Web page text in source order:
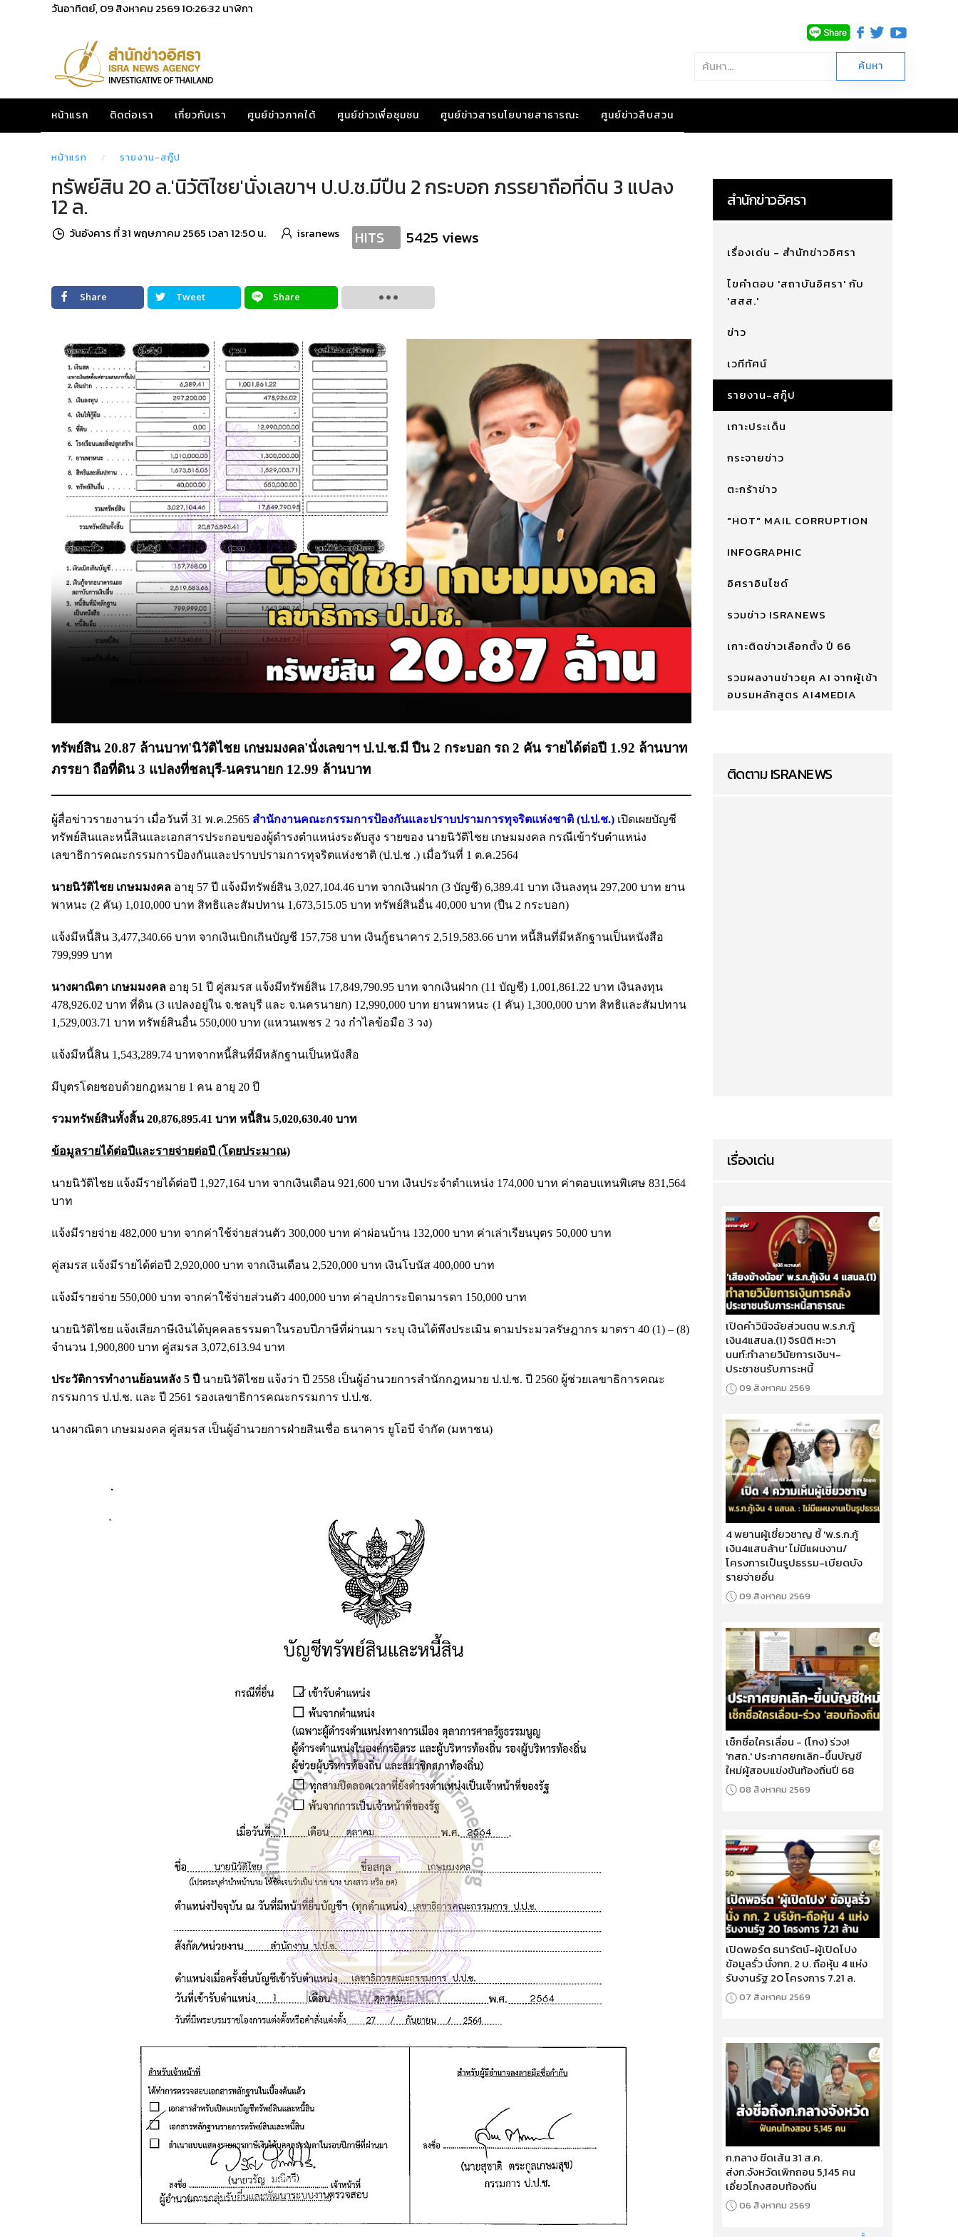
วันอาทิตย์, 09 สิงหาคม 256910:26:33 นาฬิกา
หน้าแรก ติดต่อเรา เกี่ยวกับเรา ศูนย์ข่าวภาคใต้ ศูนย์ข่าวเพื่อชุมชน ศูนย์ข่าวสารนโยบายสาธารณะ ศูนย์ข่าวสืบสวน
หน้าแรก รายงาน-สกู๊ป
ทรัพย์สิน 20 ล.'นิวัติไชย'นั่งเลขาฯ ป.ป.ช.มีปืน 2 กระบอก ภรรยาถือที่ดิน 3 แปลง
12 ล.
วันอังคาร ที่ 31 พฤษภาคม 2565 เวลา 12:50 น. isranews HITS 5425 views
Share Tweet Share
ทรัพย์สิน 20.87 ล้านบาท'นิวัติไชย เกษมมงคล'นั่งเลขาฯ ป.ป.ช.มี ปืน 2 กระบอก รถ 2 คัน รายได้ต่อปี 1.92 ล้านบาท
ภรรยา ถือที่ดิน 3 แปลงที่ชลบุรี-นครนายก 12.99 ล้านบาท
ผู้สื่อข่าวรายงานว่า เมื่อวันที่ 31 พ.ค.2565 สำนักงานคณะกรรมการป้องกันและปราบปรามการทุจริตแห่งชาติ (ป.ป.ช.) เปิดเผยบัญชี
ทรัพย์สินและหนี้สินและเอกสารประกอบของผู้ดำรงตำแหน่งระดับสูง รายของ นายนิวัติไชย เกษมมงคล กรณีเข้ารับตำแหน่ง
เลขาธิการคณะกรรมการป้องกันและปราบปรามการทุจริตแห่งชาติ (ป.ป.ช .) เมื่อวันที่ 1 ต.ค.2564
นายนิวัติไชย เกษมมงคล อายุ 57 ปี แจ้งมีทรัพย์สิน 3,027,104.46 บาท จากเงินฝาก (3 บัญชี) 6,389.41 บาท เงินลงทุน 297,200 บาท ยาน
พาหนะ (2 คัน) 1,010,000 บาท สิทธิและสัมปทาน 1,673,515.05 บาท ทรัพย์สินอื่น 40,000 บาท (ปืน 2 กระบอก)
แจ้งมีหนี้สิน 3,477,340.66 บาท จากเงินเบิกเกินบัญชี 157,758 บาท เงินกู้ธนาคาร 2,519,583.66 บาท หนี้สินที่มีหลักฐานเป็นหนังสือ
799,999 บาท
นางผาณิตา เกษมมงคล อายุ 51 ปี คู่สมรส แจ้งมีทรัพย์สิน 17,849,790.95 บาท จากเงินฝาก (11 บัญชี) 1,001,861.22 บาท เงินลงทุน
478,926.02 บาท ที่ดิน (3 แปลงอยู่ใน จ.ชลบุรี และ จ.นครนายก) 12,990,000 บาท ยานพาหนะ (1 คัน) 1,300,000 บาท สิทธิและสัมปทาน
1,529,003.71 บาท ทรัพย์สินอื่น 550,000 บาท (แหวนเพชร 2 วง กำไลข้อมือ 3 วง)
แจ้งมีหนี้สิน 1,543,289.74 บาทจากหนี้สินที่มีหลักฐานเป็นหนังสือ
มีบุตรโดยชอบด้วยกฎหมาย 1 คน อายุ 20 ปี
รวมทรัพย์สินทั้งสิ้น 20,876,895.41 บาท หนี้สิน 5,020,630.40 บาท
ข้อมูลรายได้ต่อปีและรายจ่ายต่อปี (โดยประมาณ)
นายนิวัติไชย แจ้งมีรายได้ต่อปี 1,927,164 บาท จากเงินเดือน 921,600 บาท เงินประจำตำแหน่ง 174,000 บาท ค่าตอบแทนพิเศษ 831,564
บาท
แจ้งมีรายจ่าย 482,000 บาท จากค่าใช้จ่ายส่วนตัว 300,000 บาท ค่าผ่อนบ้าน 132,000 บาท ค่าเล่าเรียนบุตร 50,000 บาท
คู่สมรส แจ้งมีรายได้ต่อปี 2,920,000 บาท จากเงินเดือน 2,520,000 บาท เงินโบนัส 400,000 บาท
แจ้งมีรายจ่าย 550,000 บาท จากค่าใช้จ่ายส่วนตัว 400,000 บาท ค่าอุปการะบิดามารดา 150,000 บาท
นายนิวัติไชย แจ้งเสียภาษีเงินได้บุคคลธรรมดาในรอบปีภาษีที่ผ่านมา ระบุ เงินได้พึงประเมิน ตามประมวลรัษฎากร มาตรา 40 (1) – (8)
จำนวน 1,900,800 บาท คู่สมรส 3,072,613.94 บาท
ประวัติการทำงานย้อนหลัง 5 ปี นายนิวัติไชย แจ้งว่า ปี 2558 เป็นผู้อำนวยการสำนักกฎหมาย ป.ป.ช. ปี 2560 ผู้ช่วยเลขาธิการคณะ
กรรมการ ป.ป.ช. และ ปี 2561 รองเลขาธิการคณะกรรมการ ป.ป.ช.
นางผาณิตา เกษมมงคล คู่สมรส เป็นผู้อำนวยการฝ่ายสินเชื่อ ธนาคาร ยูโอบี จำกัด (มหาชน)
สำนักข่าวอิศรา
เรื่องเด่น - สำนักข่าวอิศรา
ไขคำตอบ 'สถาบันอิศรา' กับ
'สสส.'
ข่าว
เวทีทัศน์
รายงาน-สกู๊ป
เกาะประเด็น
กระจายข่าว
ตะกร้าข่าว
"HOT" MAIL CORRUPTION
INFOGRAPHIC
อิศราอินไซด์
รวมข่าว ISRANEWS
เกาะติดข่าวเลือกตั้ง ปี 66
รวมผลงานข่าวยุค AI จากผู้เข้า
อบรมหลักสูตร AI4MEDIA
ติดตาม ISRANEWS
เรื่องเด่น
เปิดคำวินิจฉัยส่วนตน พ.ร.ก.กู้
เงิน4แสนล.(1) จิรนิติ หะวา
นนท์:ทำลายวินัยการเงินฯ-
ประชาชนรับภาระหนี้
09 สิงหาคม 2569
4 พยานผู้เชี่ยวชาญ ชี้ 'พ.ร.ก.กู้
เงิน4แสนล้าน' ไม่มีแผนงาน/
โครงการเป็นรูปธรรม-เบียดบัง
รายจ่ายอื่น
09 สิงหาคม 2569
เช็กชื่อใครเลื่อน - (โกง) ร่วง!
'กสถ.' ประกาศยกเลิก-ขึ้นบัญชี
ใหม่ผู้สอบแข่งขันท้องถิ่นปี 68
08 สิงหาคม 2569
เปิดพอร์ต ธนารัตน์-ผู้เปิดโปง
ข้อมูลรั่ว นั่งกก. 2 บ. ถือหุ้น 4 แห่ง
รับงานรัฐ 20 โครงการ 7.21 ล.
07 สิงหาคม 2569
ก.กลาง ขีดเส้น 31 ส.ค.
ส่งก.จังหวัดเพิกถอน 5,145 คน
เอี่ยวโกงสอบท้องถิ่น
06 สิงหาคม 2569